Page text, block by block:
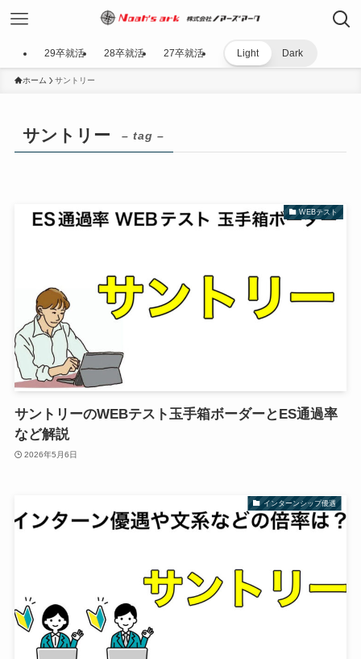
29卒就活 28卒就活 27卒就活 Light Dark
ホーム サントリー
サントリー – tag –
WEBテスト
サントリーのWEBテスト玉手箱ボーダーとES通過率
など解説
2026年5月6日
インターンシップ優遇